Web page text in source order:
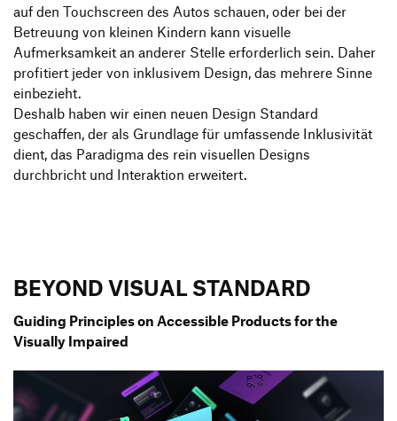
auf den Touchscreen des Autos schauen, oder bei der
Betreuung von kleinen Kindern kann visuelle
Aufmerksamkeit an anderer Stelle erforderlich sein. Daher
profitiert jeder von inklusivem Design, das mehrere Sinne
einbezieht.
Deshalb haben wir einen neuen Design Standard
geschaffen, der als Grundlage für umfassende Inklusivität
dient, das Paradigma des rein visuellen Designs
durchbricht und Interaktion erweitert.
BEYOND VISUAL STANDARD
Guiding Principles on Accessible Products for the
Visually Impaired